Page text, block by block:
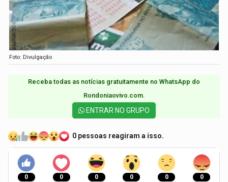
Foto: Divulgação
Receba todas as notícias gratuitamente no WhatsApp do
Rondoniaovivo.com.​
ENTRAR NO GRUPO
0 pessoas reagiram a isso.
0 0 0 0 0 0